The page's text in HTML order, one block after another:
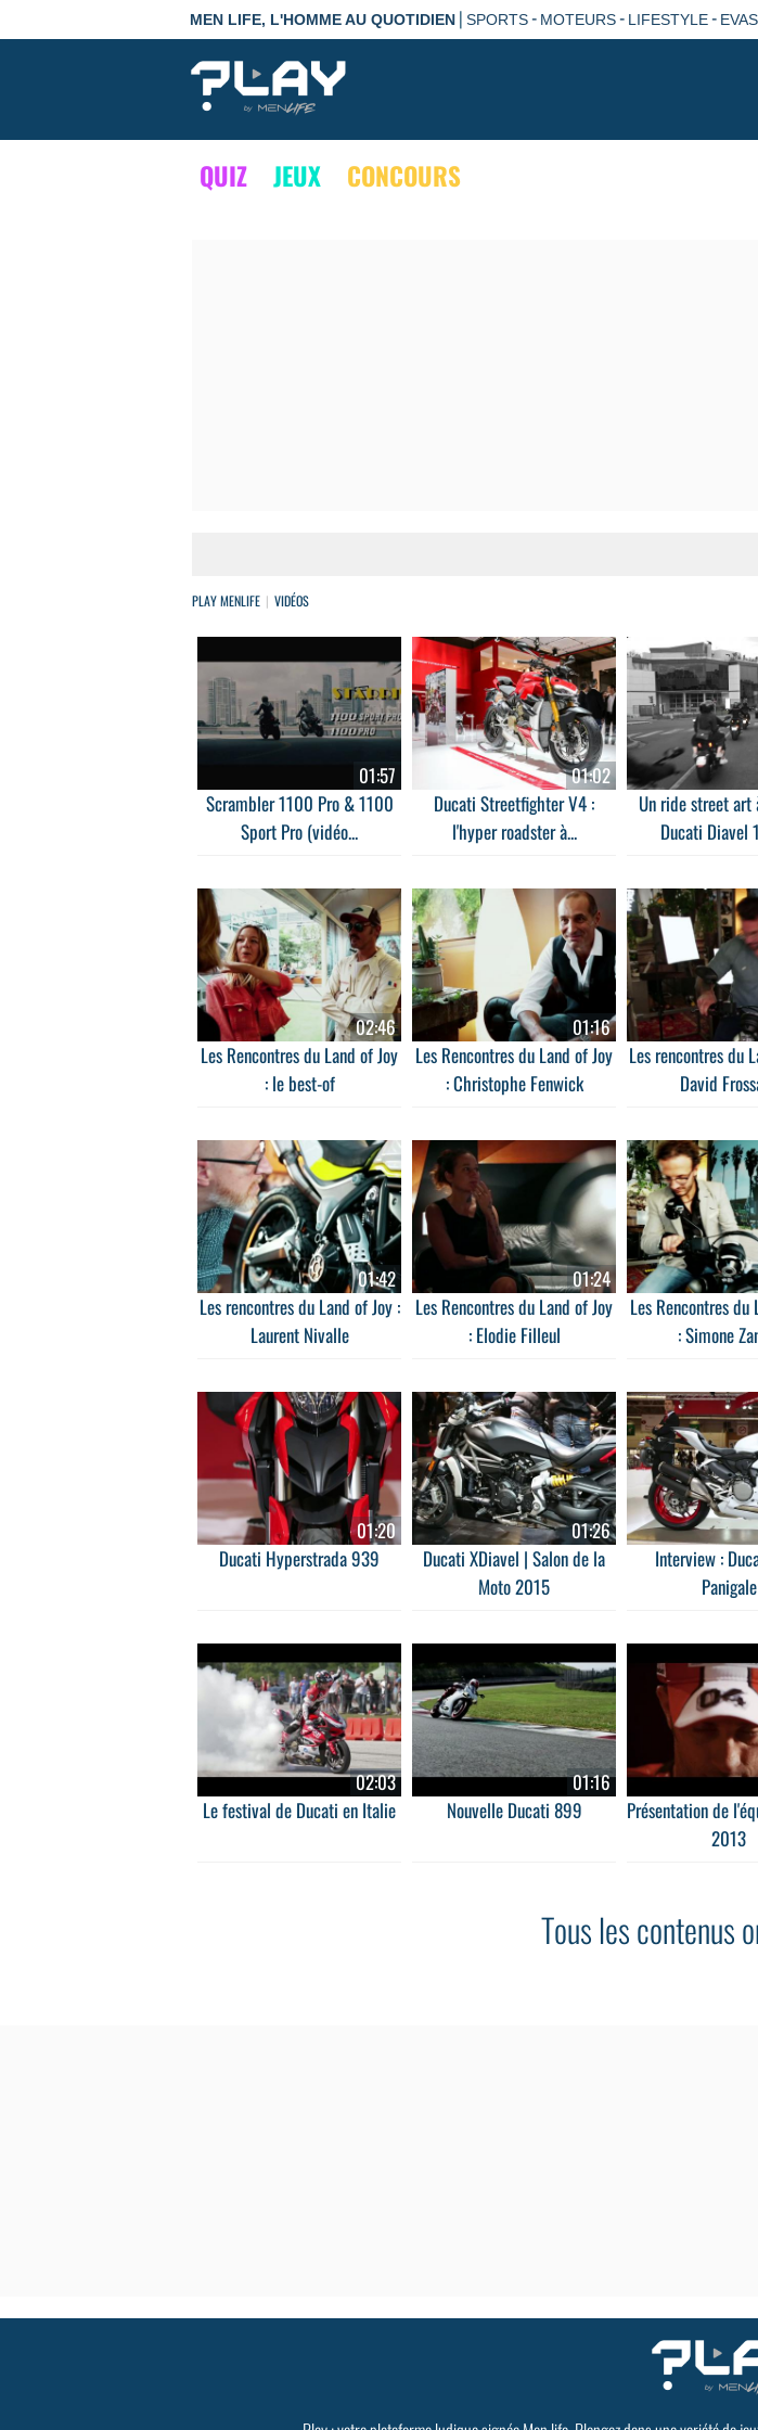
MEN LIFE, L'HOMME AU QUOTIDIEN | SPORTS- MOTEURS- LIFESTYLE-
QUIZ JEUX CONCOURS
PLAY MENLIFE VIDÉOS
01:57
Scrambler 1100 Pro & 1100
Sport Pro (vidéo...
01:02
Ducati Streetfighter V4 :
l'hyper roadster à...
Un ride street art
Ducati Diavel
02:46
Les Rencontres du Land of Joy
: le best-of
01:16
Les Rencontres du Land of Joy
: Christophe Fenwick
Les rencontres du
David
01:42
Les rencontres du Land of Joy :
Laurent Nivalle
01:24
Les Rencontres du Land of Joy
: Elodie Filleul
Les Rencontres du
: Simone
01:20
Ducati Hyperstrada 939
01:26
Ducati XDiavel | Salon de la
Moto 2015
Interview :
Panigale
02:03
Le festival de Ducati en Italie
01:16
Nouvelle Ducati 899
Présentation de
2013
Tous les contenus